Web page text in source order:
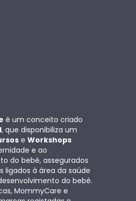
é um conceito criado
, que disponibiliza um
e Workshops
e ao
do bebé, assegurados
ligados à área da saúde
do bebé.
MommyCare e